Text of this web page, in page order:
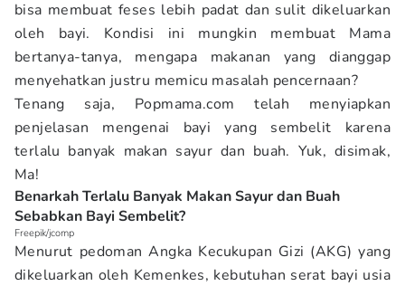
bisa membuat feses lebih padat dan sulit dikeluarkan
oleh bayi. Kondisi ini mungkin membuat Mama
bertanya-tanya, mengapa makanan yang dianggap
menyehatkan justru memicu masalah pencernaan?
Tenang saja, Popmama.com telah menyiapkan
penjelasan mengenai bayi yang sembelit karena
terlalu banyak makan sayur dan buah. Yuk, disimak,
Ma!
Benarkah Terlalu Banyak Makan Sayur dan Buah
Sebabkan Bayi Sembelit?
Freepik/jcomp
Menurut pedoman Angka Kecukupan Gizi (AKG) yang
dikeluarkan oleh Kemenkes, kebutuhan serat bayi usia